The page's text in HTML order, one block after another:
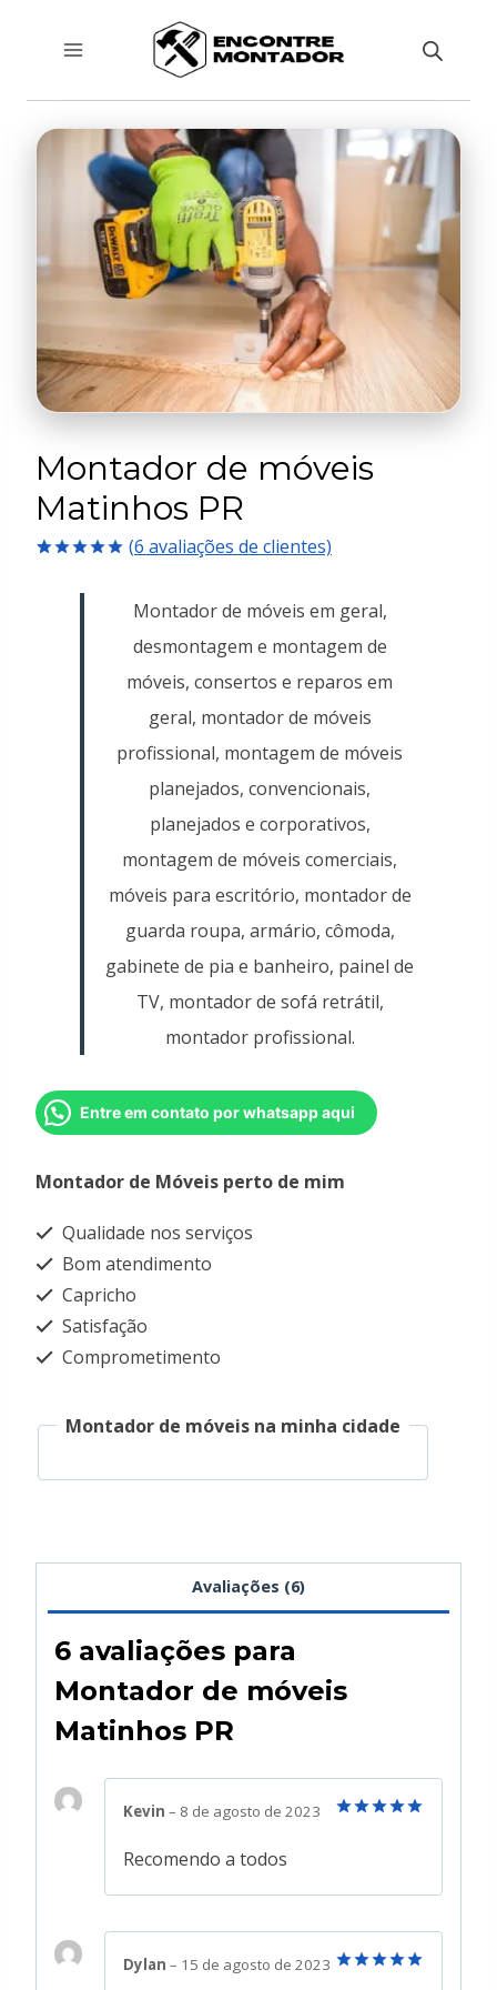
Conteúdo
Montador de móveis
Matinhos PR
como5.00
(6 avaliações de clientes)
Montador de móveis em geral,
desmontagem e montagem de
móveis, consertos e reparos em
geral, montador de móveis
profissional, montagem de móveis
planejados, convencionais,
planejados e corporativos,
montagem de móveis comerciais,
móveis para escritório, montador de
guarda roupa, armário, cômoda,
gabinete de pia e banheiro, painel de
TV, montador de sofá retrátil,
montador profissional.
Entre em contato por whatsapp aqui
Montador de Móveis perto de mim
Qualidade nos serviços
Bom atendimento
Capricho
Satisfação
Comprometimento
Montador de móveis na minha cidade
Avaliações (6)
6 avaliações para
Montador de móveis
Matinhos PR
Kevin – 8 de agosto de 2023
Recomendo a todos
Dylan – 15 de agosto de 2023